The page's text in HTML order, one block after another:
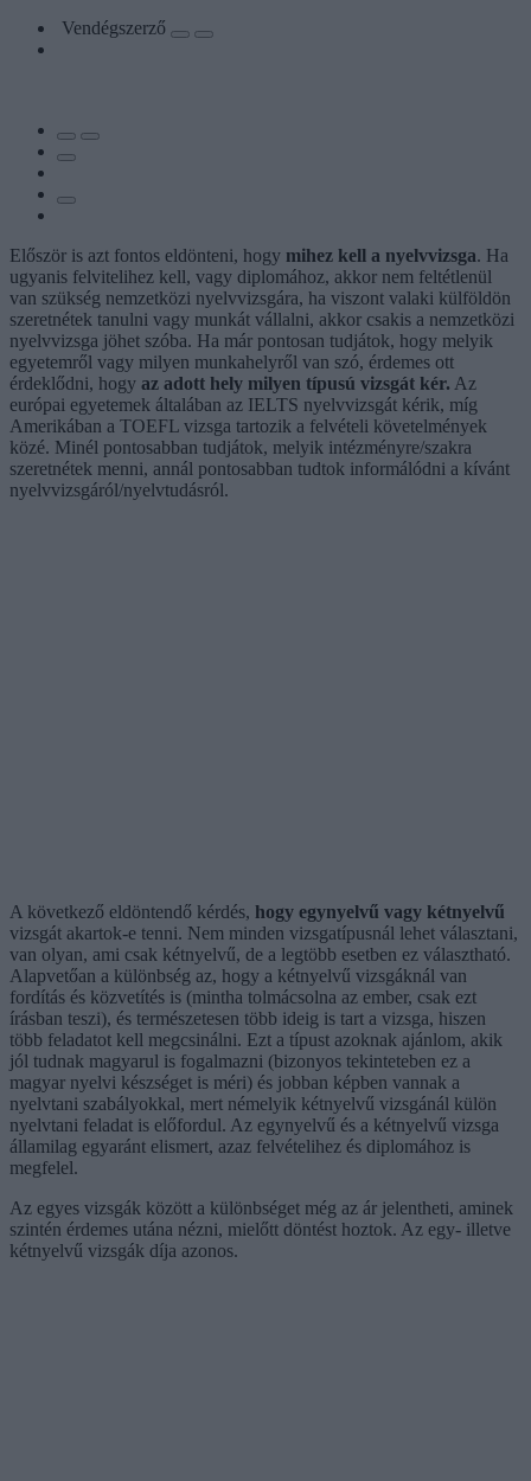
Vendégszerző
Először is azt fontos eldönteni, hogy mihez kell a nyelvvizsga. Ha
ugyanis felvitelihez kell, vagy diplomához, akkor nem feltétlenül
van szükség nemzetközi nyelvvizsgára, ha viszont valaki külföldön
szeretnétek tanulni vagy munkát vállalni, akkor csakis a nemzetközi
nyelvvizsga jöhet szóba. Ha már pontosan tudjátok, hogy melyik
egyetemről vagy milyen munkahelyről van szó, érdemes ott
érdeklődni, hogy az adott hely milyen típusú vizsgát kér. Az
európai egyetemek általában az IELTS nyelvvizsgát kérik, míg
Amerikában a TOEFL vizsga tartozik a felvételi követelmények
közé. Minél pontosabban tudjátok, melyik intézményre/szakra
szeretnétek menni, annál pontosabban tudtok informálódni a kívánt
nyelvvizsgáról/nyelvtudásról.
A következő eldöntendő kérdés, hogy egynyelvű vagy kétnyelvű
vizsgát akartok-e tenni. Nem minden vizsgatípusnál lehet választani,
van olyan, ami csak kétnyelvű, de a legtöbb esetben ez választható.
Alapvetőan a különbség az, hogy a kétnyelvű vizsgáknál van
fordítás és közvetítés is (mintha tolmácsolna az ember, csak ezt
írásban teszi), és természetesen több ideig is tart a vizsga, hiszen
több feladatot kell megcsinálni. Ezt a típust azoknak ajánlom, akik
jól tudnak magyarul is fogalmazni (bizonyos tekinteteben ez a
magyar nyelvi készséget is méri) és jobban képben vannak a
nyelvtani szabályokkal, mert némelyik kétnyelvű vizsgánál külön
nyelvtani feladat is előfordul. Az egynyelvű és a kétnyelvű vizsga
államilag egyaránt elismert, azaz felvételihez és diplomához is
megfelel.
Az egyes vizsgák között a különbséget még az ár jelentheti, aminek
szintén érdemes utána nézni, mielőtt döntést hoztok. Az egy- illetve
kétnyelvű vizsgák díja azonos.